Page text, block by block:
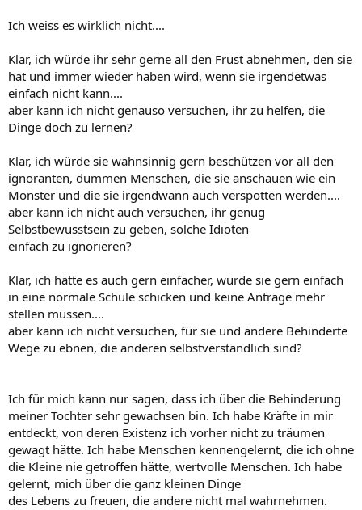
Ich weiss es wirklich nicht....
Klar, ich würde ihr sehr gerne all den Frust abnehmen, den sie
hat und immer wieder haben wird, wenn sie irgendetwas
einfach nicht kann....
aber kann ich nicht genauso versuchen, ihr zu helfen, die
Dinge doch zu lernen?
Klar, ich würde sie wahnsinnig gern beschützen vor all den
ignoranten, dummen Menschen, die sie anschauen wie ein
Monster und die sie irgendwann auch verspotten werden....
aber kann ich nicht auch versuchen, ihr genug
Selbstbewusstsein zu geben, solche Idioten
einfach zu ignorieren?
Klar, ich hätte es auch gern einfacher, würde sie gern einfach
in eine normale Schule schicken und keine Anträge mehr
stellen müssen....
aber kann ich nicht versuchen, für sie und andere Behinderte
Wege zu ebnen, die anderen selbstverständlich sind?
Ich für mich kann nur sagen, dass ich über die Behinderung
meiner Tochter sehr gewachsen bin. Ich habe Kräfte in mir
entdeckt, von deren Existenz ich vorher nicht zu träumen
gewagt hätte. Ich habe Menschen kennengelernt, die ich ohne
die Kleine nie getroffen hätte, wertvolle Menschen. Ich habe
gelernt, mich über die ganz kleinen Dinge
des Lebens zu freuen, die andere nicht mal wahrnehmen.